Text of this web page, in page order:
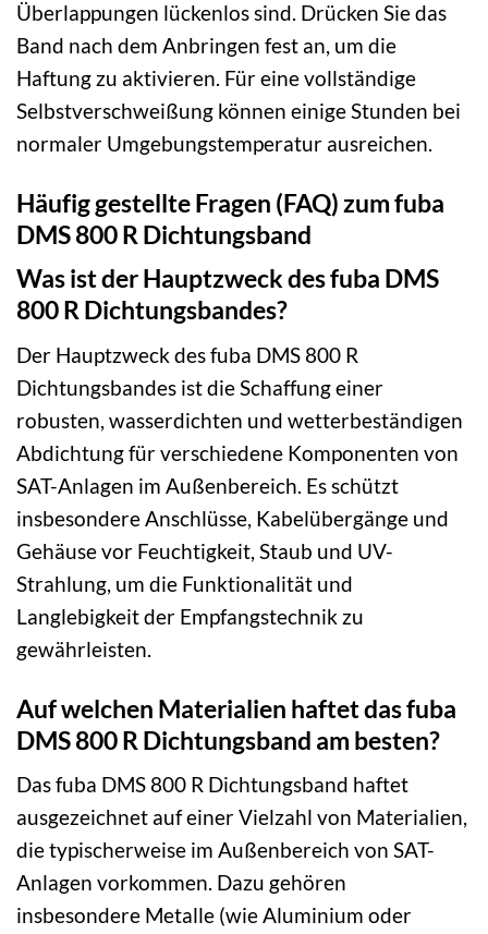
Überlappungen lückenlos sind. Drücken Sie das
Band nach dem Anbringen fest an, um die
Haftung zu aktivieren. Für eine vollständige
Selbstverschweißung können einige Stunden bei
normaler Umgebungstemperatur ausreichen.
Häufig gestellte Fragen (FAQ) zum fuba
DMS 800 R Dichtungsband
Was ist der Hauptzweck des fuba DMS
800 R Dichtungsbandes?
Der Hauptzweck des fuba DMS 800 R
Dichtungsbandes ist die Schaffung einer
robusten, wasserdichten und wetterbeständigen
Abdichtung für verschiedene Komponenten von
SAT-Anlagen im Außenbereich. Es schützt
insbesondere Anschlüsse, Kabelübergänge und
Gehäuse vor Feuchtigkeit, Staub und UV-
Strahlung, um die Funktionalität und
Langlebigkeit der Empfangstechnik zu
gewährleisten.
Auf welchen Materialien haftet das fuba
DMS 800 R Dichtungsband am besten?
Das fuba DMS 800 R Dichtungsband haftet
ausgezeichnet auf einer Vielzahl von Materialien,
die typischerweise im Außenbereich von SAT-
Anlagen vorkommen. Dazu gehören
insbesondere Metalle (wie Aluminium oder